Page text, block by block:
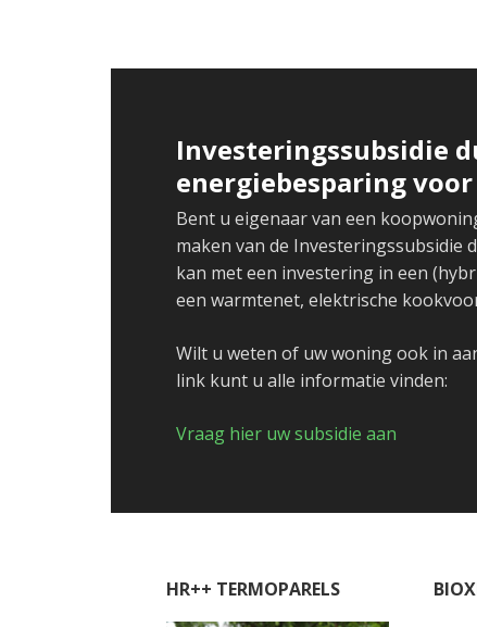
Investeringssubsidie
energiebesparing
Bent u eigenaar van een
maken van de Investeringssubsidie
kan met een investering in een
een warmtenet, elektrische
Wilt u weten of uw woning ook in
link kunt u alle informatie vinden:
Vraag hier uw subsidie aan
HR++ TERMOPARELS